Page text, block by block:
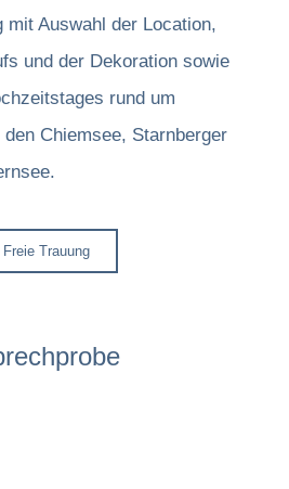
mit Auswahl der Location,
und der Dekoration sowie
rund um
Chiemsee, Starnberger
Freie Trauung